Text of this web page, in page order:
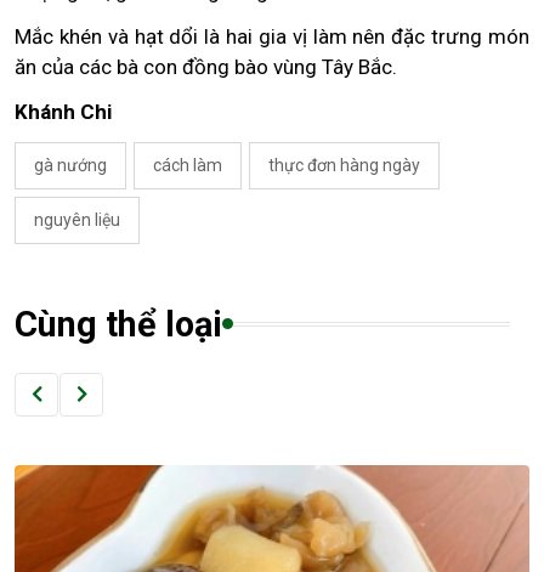
Mắc khén và hạt dổi là hai gia vị làm nên đặc trưng món
ăn của các bà con đồng bào vùng Tây Bắc.
Khánh Chi
gà nướng cách làm thực đơn hàng ngày
nguyên liệu
Cùng thể loại